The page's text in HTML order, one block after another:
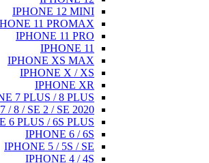
IPHONE 12 MINI
IPHONE 11 PROMAX
IPHONE 11 PRO
IPHONE 11
IPHONE XS MAX
IPHONE X / XS
IPHONE XR
IPHONE 7 PLUS / 8 PLUS
IPHONE 7 / 8 / SE 2 / SE 2020
IPHONE 6 PLUS / 6S PLUS
IPHONE 6 / 6S
IPHONE 5 / 5S / SE
IPHONE 4 / 4S